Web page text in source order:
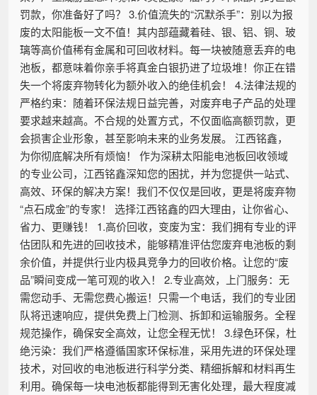
罚款，你准备好了吗？ 3.价值流失的“沉默杀手”：别以为报
废的太阳能板一文不值！其内部蕴藏着硅、银、铝、铜、玻
璃等高价值稀有金属和可回收材料。每一块被随意丢弃的电
池板，都意味着你亲手将真金白银扔进了垃圾堆！你正在错
失一个将废弃物转化为额外收入的绝佳机会！ 4.法律法规的
严格约束：随着环保法规日益完善，对废弃电子产品的处理
要求越来越高。不合规的处置方式，不仅面临高额罚款，更
会损害企业形象，甚至影响未来的业务发展。 江西铭鑫，
为你彻底解决所有烦恼！ 作为深耕太阳能电池板回收领域
的专业公司，江西铭鑫深知您的困扰，并为您提供一站式、
高效、环保的解决方案！我们不仅仅是回收，更是将废弃物
“点石成金”的专家！ 选择江西铭鑫的四大理由，让你省心、
省力、更赚钱！ 1.高价回收，变废为宝：我们拥有专业的评
估团队和先进的回收技术，能够精准评估您废弃电池板的剩
余价值，并提供行业内极具竞争力的回收价格。让您的“废
品”瞬间变成一笔可观的收入！ 2.专业高效，上门服务：无
需您动手、无需您费心搬运！只需一个电话，我们的专业团
队将迅速响应，提供免费上门检测、拆卸和运输服务。全程
规范操作，确保安全高效，让您全程无忧！ 3.绿色环保，杜
绝污染：我们严格遵循国家环保标准，采用先进的环保处理
技术，对回收的电池板进行科学分类、精细拆解和材料再生
利用。确保每一块电池板都能得到无害化处理，最大程度减